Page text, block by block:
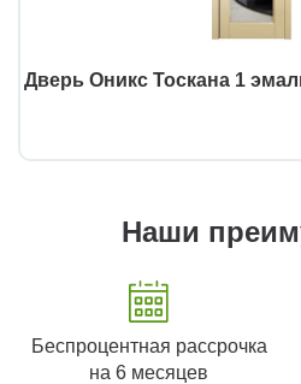
Дверь Оникс Тоскана 1
Наши
Беспроцентная рассрочка
на 6 месяцев